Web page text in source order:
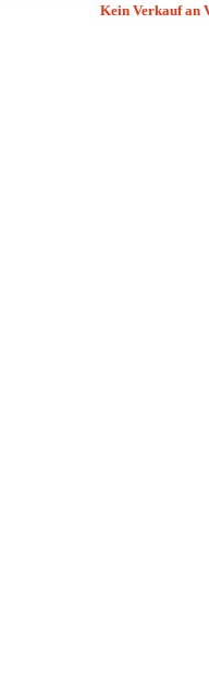
Kein Verkauf an